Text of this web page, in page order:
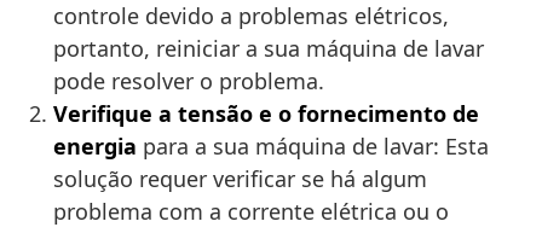
controle devido a problemas elétricos,
portanto, reiniciar a sua máquina de lavar
pode resolver o problema.
Verifique a tensão e o fornecimento de
energia para a sua máquina de lavar: Esta
solução requer verificar se há algum
problema com a corrente elétrica ou o